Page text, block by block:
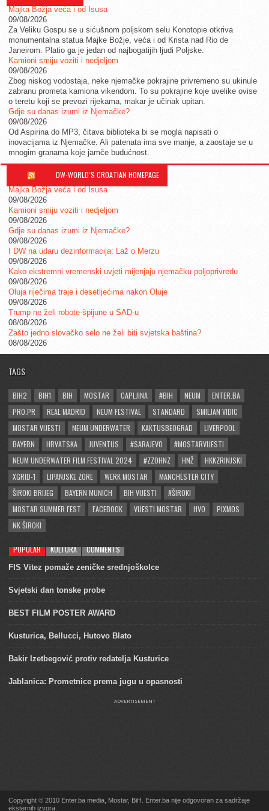
Majka Božja veća i od Isusa
09/08/2026
Za Veliku Gospu se u sićušnom poljskom selu Konotopie otkriva
monumentalna statua Majke Božje, veća i od Krista nad Rio de
Janeirom. Platio ga je jedan od najbogatijih ljudi Poljske.
Kamioni smiju voziti i nedjeljom
09/08/2026
Zbog niskog vodostaja, neke njemačke pokrajine privremeno su ukinule
zabranu prometa kamiona vikendom. To su pokrajine koje uvelike ovise
o teretu koji se prevozi rijekama, makar je učinak upitan.
Gdje su danas izumi iz Njemačke?
09/08/2026
Od Aspirina do MP3, čitava biblioteka bi se mogla napisati o
inovacijama iz Njemačke. Ali patenata ima sve manje, a zaostaje se u
mnogim granama koje jamče budućnost.
DW-WORLD´S CROATIAN HOMEPAGE
Majka Božja veća i od Isusa
09/08/2026
Kamioni smiju voziti i nedjeljom
09/08/2026
Gdje su danas izumi iz Njemačke?
09/08/2026
I DW na udaru dezinformacija: Laž o Merzu
09/08/2026
Kako ekstremni vremenski uvjeti mijenjaju njemačku poljoprivredu
09/08/2026
Oluja riječima traje i desetljećima nakon Oluje
09/08/2026
Trump ne želi robote-špijune u SAD-u
08/08/2026
Zašto jedno slovačko selo ne želi biti svjetska baština?
08/08/2026
TAGS
BIH2 BIH1 BIH MOSTAR CAPLJINA #BIH NEUM
ENTER.BA
PRO.PR
REAL MADRID NEUM FESTIVAL STANDARD
SMILJAN VIDIC
MOSTAR VIJESTI
NEUM UNDERWATER KAKTUSBEOGRAD
LIVERPOOL
BAYERN
HRVATSKA JUVENTUS #SARAJEVO
#MOSTARVIJESTI
NEUM UNDERWATER FILM FESTIVAL 2024
#ZZOHNZ HNŽ
HKKZRINJSKI
XGRID-1
LIPANJSKE ZORE WERK MOSTAR
MANCHESTER CITY
ŠIROKI BRIJEG
BAYERN MUNICH BIH VIJESTI
#ŠIROKI
MOSTAR SUMMER FEST
FACEBOOK VIJESTI MOSTAR HVO
PIXMOS
NK ŠIROKI
POPULAR KULTURA COMMENTS
FIS Vitez pomaže zeničke srednjoškolce
Svjetski dan tonske probe
BEST FILM POSTER AWARD
Kusturica, Bellucci, Hutovo Blato
Bakir Izetbegović protiv redatelja Kusturice
Jablanica: Prometnice prema jugu u opasnosti
ADVERTISEMENT
Copyright © 2010 Enter.ba media, Mostar, BiH. Enter.ba nije odgovoran za sadržaje
eksternih izvora.